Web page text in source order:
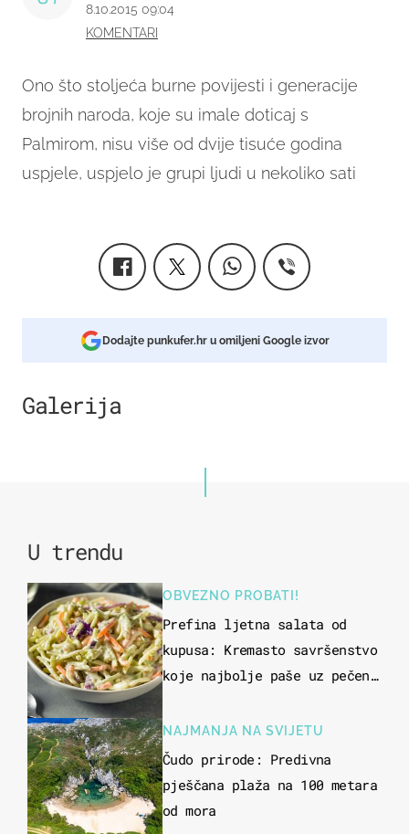
Ono što stoljeća burne povijesti i generacije
brojnih naroda, koje su imale doticaj s
Palmirom, nisu više od dvije tisuće godina
uspjele, uspjelo je grupi ljudi u nekoliko sati
8.10.2015 09:04
KOMENTARI
Dodajte punkufer.hr u omiljeni Google izvor
Galerija
U trendu
OBVEZNO PROBATI!
Prefina ljetna salata od
kupusa: Kremasto savršenstvo
koje najbolje paše uz pečeno
NAJMANJA NA SVIJETU
Čudo prirode: Predivna
pješčana plaža na 100 metara
od mora